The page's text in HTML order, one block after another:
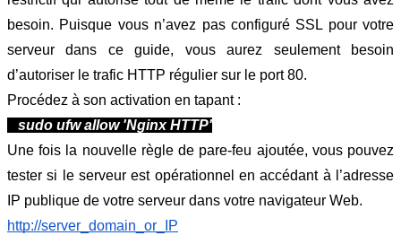
besoin. Puisque vous n’avez pas configuré SSL pour votre
serveur dans ce guide, vous aurez seulement besoin
d’autoriser le trafic HTTP régulier sur le port 80.
Procédez à son activation en tapant :
sudo ufw allow 'Nginx HTTP'
Une fois la nouvelle règle de pare-feu ajoutée, vous pouvez
tester si le serveur est opérationnel en accédant à l’adresse
IP publique de votre serveur dans votre navigateur Web.
http://server_domain_or_IP